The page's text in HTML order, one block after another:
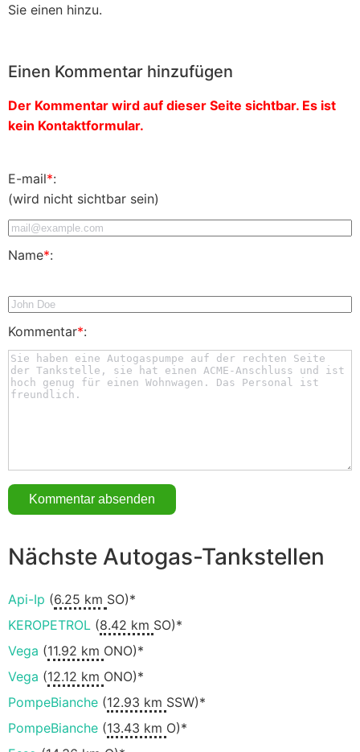
Sie einen hinzu.
Einen Kommentar hinzufügen
Der Kommentar wird auf dieser Seite sichtbar. Es ist
kein Kontaktformular.
E-mail*:
(wird nicht sichtbar sein)
Name*:
Kommentar*:
Nächste Autogas-Tankstellen
Api-Ip (6.25 km SO)*
KEROPETROL (8.42 km SO)*
Vega (11.92 km ONO)*
Vega (12.12 km ONO)*
PompeBianche (12.93 km SSW)*
PompeBianche (13.43 km O)*